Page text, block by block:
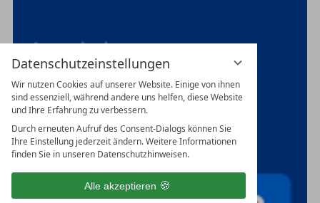
Datenschutzeinstellungen
Wir nutzen Cookies auf unserer Website. Einige von ihnen
sind essenziell, während andere uns helfen, diese Website
und Ihre Erfahrung zu verbessern.
Durch erneuten Aufruf des Consent-Dialogs können Sie
Ihre Einstellung jederzeit ändern. Weitere Informationen
finden Sie in unseren Datenschutzhinweisen.
Alle akzeptieren